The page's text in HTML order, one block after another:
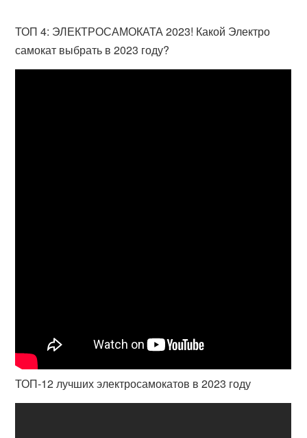
ТОП 4: ЭЛЕКТРОСАМОКАТА 2023! Какой Электро
самокат выбрать в 2023 году?
ТОП-12 лучших электросамокатов в 2023 году